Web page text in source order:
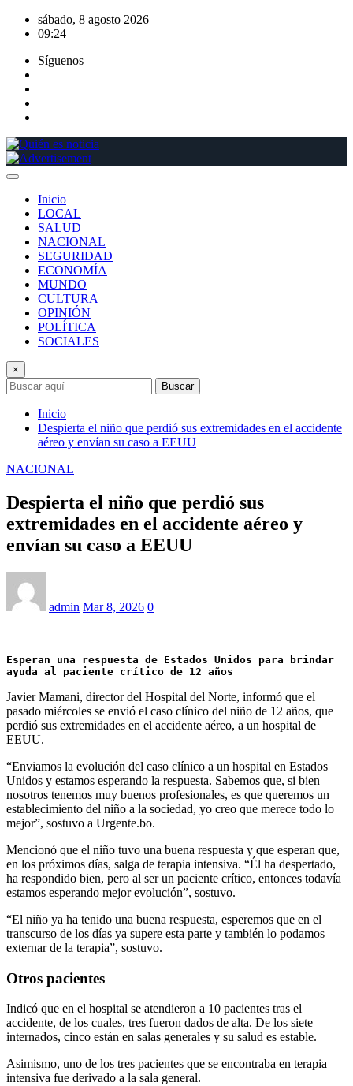
Saltar
sábado, 8 agosto 2026
09:24
Síguenos
Inicio
LOCAL
SALUD
NACIONAL
SEGURIDAD
ECONOMÍA
MUNDO
CULTURA
OPINIÓN
POLÍTICA
SOCIALES
×
Buscar
Inicio
Despierta el niño que perdió sus extremidades en el accidente
aéreo y envían su caso a EEUU
NACIONAL
Despierta el niño que perdió sus
extremidades en el accidente aéreo y
envían su caso a EEUU
admin Mar 8, 2026 0
Esperan una respuesta de Estados Unidos para brindar
ayuda al paciente crítico de 12 años
Javier Mamani, director del Hospital del Norte, informó que el
pasado miércoles se envió el caso clínico del niño de 12 años, que
perdió sus extremidades en el accidente aéreo, a un hospital de
EEUU.
“Enviamos la evolución del caso clínico a un hospital en Estados
Unidos y estamos esperando la respuesta. Sabemos que, si bien
nosotros tenemos muy buenos profesionales, es que queremos un
establecimiento del niño a la sociedad, yo creo que merece todo lo
mejor”, sostuvo a Urgente.bo.
Mencionó que el niño tuvo una buena respuesta y que esperan que,
en los próximos días, salga de terapia intensiva. “Él ha despertado,
ha respondido bien, pero al ser un paciente crítico, entonces todavía
estamos esperando mejor evolución”, sostuvo.
“El niño ya ha tenido una buena respuesta, esperemos que en el
transcurso de los días ya supere esta parte y también lo podamos
externar de la terapia”, sostuvo.
Otros pacientes
Indicó que en el hospital se atendieron a 10 pacientes tras el
accidente, de los cuales, tres fueron dados de alta. De los siete
internados, cinco están en salas generales y su salud es estable.
Asimismo, uno de los tres pacientes que se encontraba en terapia
intensiva fue derivado a la sala general.